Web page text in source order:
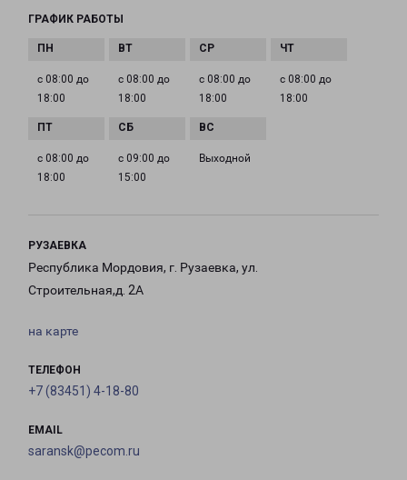
ГРАФИК РАБОТЫ
с 08:00 до
18:00
с 08:00 до
18:00
с 08:00 до
18:00
с 08:00 до
18:00
с 08:00 до
18:00
с 09:00 до
15:00
Выходной
РУЗАЕВКА
Республика Мордовия, г. Рузаевка, ул.
Строительная,д. 2А
на карте
ТЕЛЕФОН
+7 (83451) 4-18-80
EMAIL
saransk@pecom.ru